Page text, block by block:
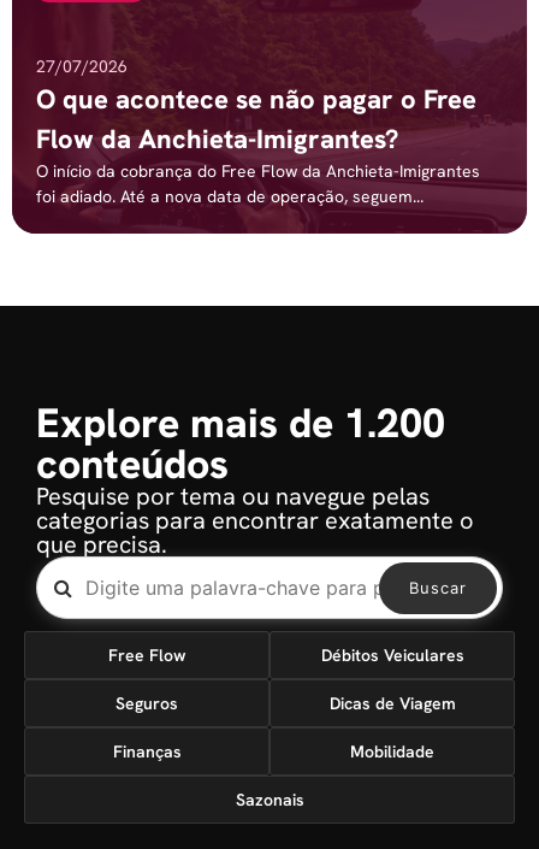
27/07/2026
O que acontece se não pagar o Free
Flow da Anchieta-Imigrantes?
O início da cobrança do Free Flow da Anchieta-Imigrantes
foi adiado. Até a nova data de operação, seguem...
Explore mais de 1.200
conteúdos
Pesquise por tema ou navegue pelas
categorias para encontrar exatamente o
que precisa.
Buscar
Free Flow Débitos Veiculares
Seguros Dicas de Viagem
Finanças Mobilidade
Sazonais